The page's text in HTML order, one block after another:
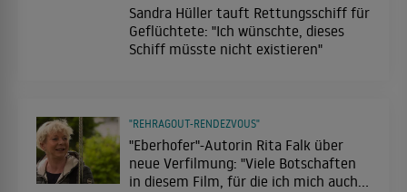
Sandra Hüller tauft Rettungsschiff für
Geflüchtete: "Ich wünschte, dieses
Schiff müsste nicht existieren"
"Eberhofer"-Autorin Rita Falk über
neue Verfilmung: "Viele Botschaften
in diesem Film, für die ich mich auch
"REHRAGOUT-RENDEZVOUS"